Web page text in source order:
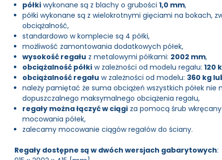
półki wykonane są z blachy o grubości1,0 mm,
półki wykonane są z wielokrotnymi gięciami na bokach,
obciążalność,
standardowo w komplecie są 4 półki,
możliwość zamontowania dodatkowych półek,
wysokość regału z metalowymi półkami: 2002 mm,
obciążalność półki w zależności od modelu regału:120
obciążalność regału w zależności od modelu: 360 kg
należy pamiętać że suma obciążeń wszystkich półek nie
dopuszczalnego maksymalnego obciążenia regału,
regały można łączyć w ciągi za pomocą śrub
mocowania półek,
zalecamy mocowanie ciągów regałów do ściany.
Regały dostępne są w dwóch wersjach gabarytowych: